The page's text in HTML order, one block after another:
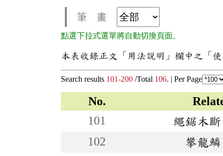
筆 畫
點選下拉式選單將自動切換頁面。
本表收錄正文「用法說明」欄中之「
Search results 101-200 /Total 106. | Per Page
No.
101
繩鋸木
102
攀龍